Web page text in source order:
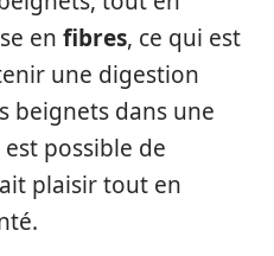
en fibres, ce qui est
une digestion
beignets dans une
possible de
plaisir tout en